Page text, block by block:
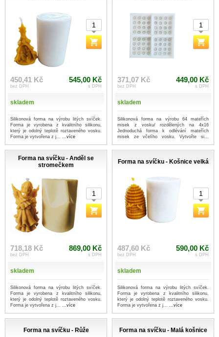
450,41 Kč
bez DPH
545,00 Kč
s DPH
skladem
Silikonová forma na výrobu litých svíček.
Forma je vyrobena z kvalitního silikonu,
který je odolný teplotě roztaveného vosku.
Forma je vytvořena z j... ...více
371,07 Kč
bez DPH
449,00 Kč
s DPH
skladem
Silikonová forma na výrobu 64 mateřích
misek z vosku/ rozdělených na 4x16
Jednoduchá forma k odlévání mateřích
misek ze včelího vosku. Vytvořte si...
Forma na svíčku - Anděl se
stromečkem
718,18 Kč
bez DPH
869,00 Kč
s DPH
skladem
Silikonová forma na výrobu litých svíček.
Forma je vyrobena z kvalitního silikonu,
který je odolný teplotě roztaveného vosku.
Forma je vytvořena z j... ...více
Forma na svíčku - Košnice velká
487,60 Kč
bez DPH
590,00 Kč
s DPH
skladem
Silikonová forma na výrobu litých svíček.
Forma je vyrobena z kvalitního silikonu,
který je odolný teplotě roztaveného vosku.
Forma je vytvořena z j... ...více
Forma na svíčku - Růže Forma na svíčku - Malá košnice